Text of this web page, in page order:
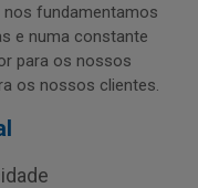
nos fundamentamos
e numa constante
para os nossos
os nossos clientes.